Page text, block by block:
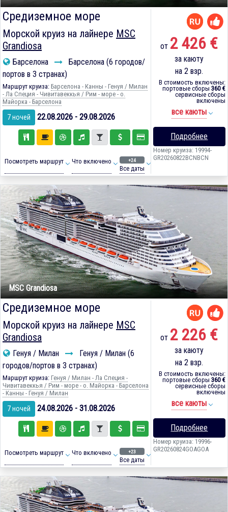
Средиземное море
Морской круиз на лайнере MSC
Grandiosa
Барселона
Барселона (6 городов/
портов в 3 странах)
Маршрут круиза: Барселона - Канны - Генуя / Милан
- Ла Специя - Чивитавеккья / Рим - море - о.
Майорка - Барселона
7 ночей 22.08.2026 - 29.08.2026
Посмотреть маршрут Что включено +24
Все даты
от 2 426 €
за каюту
на 2 взр.
В стоимость включены:
портовые сборы 360 €
сервисные сборы
включены
все каюты
Подробнее
Номер круиза: 19994-
GR20260822BCNBCN
MSC Grandiosa
Средиземное море
Морской круиз на лайнере MSC
Grandiosa
Генуя / Милан
Генуя / Милан (6
городов/портов в 3 странах)
Маршрут круиза: Генуя / Милан - Ла Специя -
Чивитавеккья / Рим - море - о. Майорка - Барселона
- Канны - Генуя / Милан
7 ночей 24.08.2026 - 31.08.2026
Посмотреть маршрут Что включено +23
Все даты
от 2 226 €
за каюту
на 2 взр.
В стоимость включены:
портовые сборы 360 €
сервисные сборы
включены
все каюты
Подробнее
Номер круиза: 19996-
GR20260824GOAGOA